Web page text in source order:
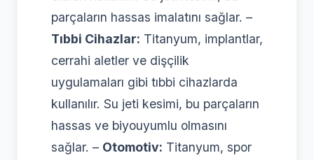
parçaların hassas imalatını sağlar. –
Tıbbi Cihazlar: Titanyum, implantlar,
cerrahi aletler ve dişçilik
uygulamaları gibi tıbbi cihazlarda
kullanılır. Su jeti kesimi, bu parçaların
hassas ve biyouyumlu olmasını
sağlar. – Otomotiv: Titanyum, spor